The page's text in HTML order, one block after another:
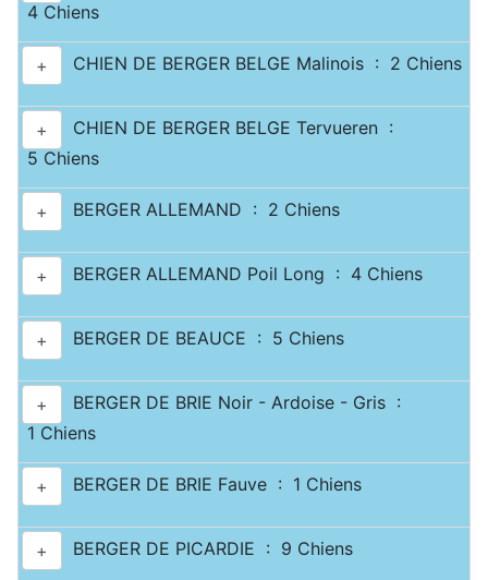
4 Chiens
+ CHIEN DE BERGER BELGE Malinois : 2 Chiens
+
CHIEN DE BERGER BELGE Tervueren :
5 Chiens
+ BERGER ALLEMAND : 2 Chiens
+ BERGER ALLEMAND Poil Long : 4 Chiens
+ BERGER DE BEAUCE : 5 Chiens
+
BERGER DE BRIE Noir - Ardoise - Gris :
1 Chiens
+ BERGER DE BRIE Fauve : 1 Chiens
+ BERGER DE PICARDIE : 9 Chiens